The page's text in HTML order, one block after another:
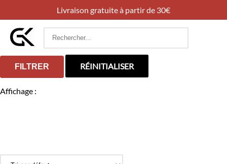
Livraison gratuite à partir de 30€
Rechercher
FILTRER RÉINITIALISER
Affichage :